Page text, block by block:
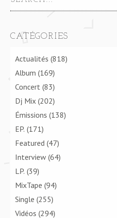
CATÉGORIES
Actualités (818)
Album (169)
Concert (83)
Dj Mix (202)
Émissions (138)
EP. (171)
Featured (47)
Interview (64)
LP. (39)
MixTape (94)
Single (255)
Vidéos (294)